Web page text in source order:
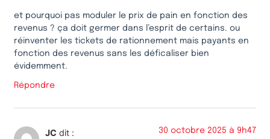
et pourquoi pas moduler le prix de pain en fonction des
revenus ? ça doit germer dans l’esprit de certains. ou
réinventer les tickets de rationnement mais payants en
fonction des revenus sans les déficaliser bien
évidemment.
Répondre
JC dit : 30 octobre 2025 à 9h47